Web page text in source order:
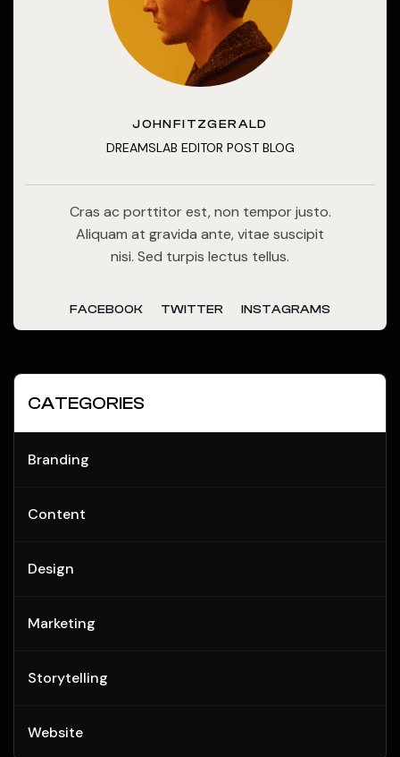
JOHNFITZGERALD
DREAMSLAB EDITOR POST BLOG
Cras ac porttitor est, non tempor justo.
Aliquam at gravida ante, vitae suscipit
nisi. Sed turpis lectus tellus.
FACEBOOK TWITTER INSTAGRAMS
CATEGORIES
Branding
Content
Design
Marketing
Storytelling
Website